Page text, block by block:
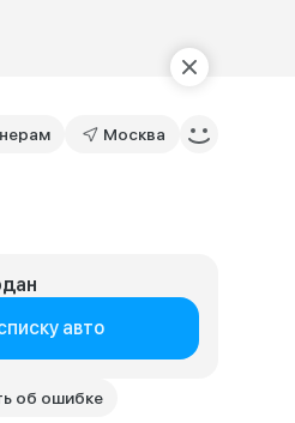
Москва
авто
об ошибке